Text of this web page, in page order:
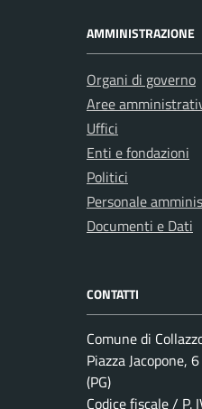
AMMINISTRAZIONE
Organi di governo
Aree
Uffici
Enti e fondazioni
Politici
Personale
Documenti e Dati
CONTATTI
Comune di
Piazza Jacopone,
(PG)
Codice fiscale / P.